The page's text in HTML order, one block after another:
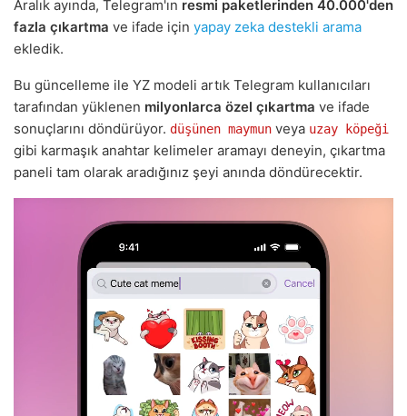
Aralık ayında, Telegram'ın resmi paketlerinden 40.000'den
fazla çıkartma ve ifade için yapay zeka destekli arama
ekledik.
Bu güncelleme ile YZ modeli artık Telegram kullanıcıları
tarafından yüklenen milyonlarca özel çıkartma ve ifade
sonuçlarını döndürüyor. düşünen maymun veya uzay köpeği
gibi karmaşık anahtar kelimeler aramayı deneyin, çıkartma
paneli tam olarak aradığınız şeyi anında döndürecektir.